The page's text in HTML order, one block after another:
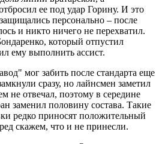
ее под удар Горину. И это
персонально – после
и никто ничего не перехватил.
который отпустил
ему выполнить ассист.
мог забить после стандарта еще
сразу, но лайнсмен заметил
не отвечал, поэтому в середине
заменил половину состава. Такие
редко приносят положительный
скажем, что и не принесли.